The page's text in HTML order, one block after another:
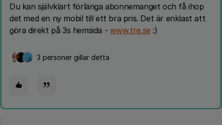
Du kan självklart förlänga abonnemanget och få ihop
det med en ny mobil till ett bra pris. Det är enklast att
göra direkt på 3s hemsida - www.tre.se :)
3 personer gillar detta